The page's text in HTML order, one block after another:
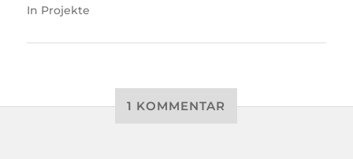
In Projekte
1 KOMMENTAR